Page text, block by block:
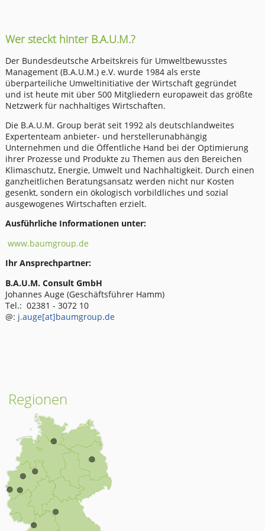
Wer steckt hinter B.A.U.M.?
Der Bundesdeutsche Arbeitskreis für Umweltbewusstes
Management (B.A.U.M.) e.V. wurde 1984 als erste
überparteiliche Umweltinitiative der Wirtschaft gegründet
und ist heute mit über 500 Mitgliedern europaweit das größte
Netzwerk für nachhaltiges Wirtschaften.
Die B.A.U.M. Group berät seit 1992 als deutschlandweites
Expertenteam anbieter- und herstellerunabhängig
Unternehmen und die Öffentliche Hand bei der Optimierung
ihrer Prozesse und Produkte zu Themen aus den Bereichen
Klimaschutz, Energie, Umwelt und Nachhaltigkeit. Durch einen
ganzheitlichen Beratungsansatz werden nicht nur Kosten
gesenkt, sondern ein ökologisch vorbildliches und sozial
ausgewogenes Wirtschaften erzielt.
Ausführliche Informationen unter:
www.baumgroup.de
Ihr Ansprechpartner:
B.A.U.M. Consult GmbH
Johannes Auge (Geschäftsführer Hamm)
Tel.: 02381 - 3072 10
@: j.auge[at]baumgroup.de
Regionen